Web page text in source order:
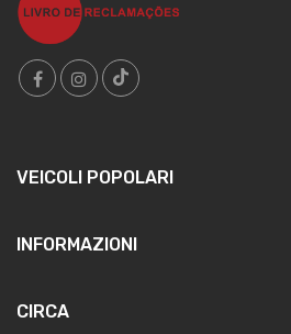
VEICOLI POPOLARI
INFORMAZIONI
CIRCA